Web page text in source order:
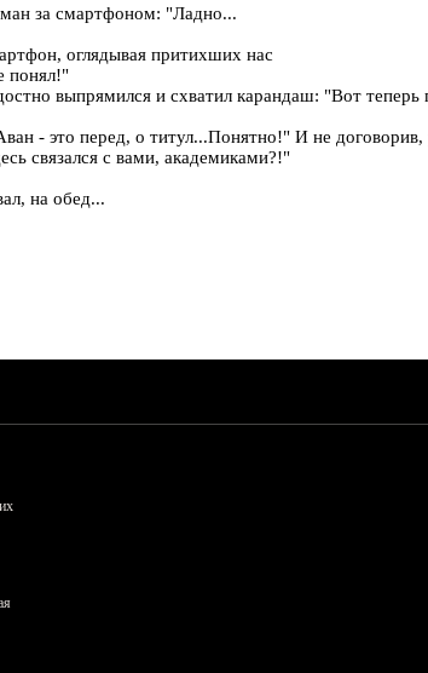
за смартфоном: "Ладно...
оглядывая притихших нас
понял!"
выпрямился и схватил карандаш: "Вот
- это перед, о титул...Понятно!" И не договорив,
связался с вами, академиками?!"
на обед...